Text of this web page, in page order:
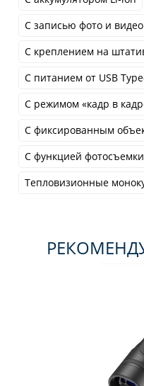
С записью фото и видео
С креплением на
С питанием от USB
С режимом «кадр в
С фиксированным
С функцией фотосъемки
Тепловизионные